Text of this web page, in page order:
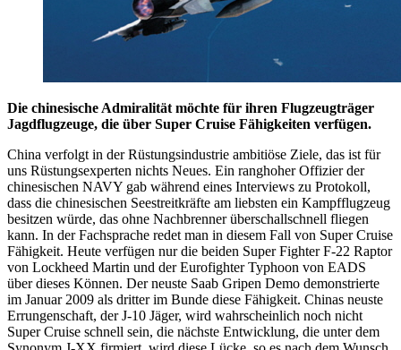
Die chinesische Admiralität möchte für ihren Flugzeugträger
Jagdflugzeuge, die über Super Cruise Fähigkeiten verfügen.
China verfolgt in der Rüstungsindustrie ambitiöse Ziele, das ist für
uns Rüstungsexperten nichts Neues. Ein ranghoher Offizier der
chinesischen NAVY gab während eines Interviews zu Protokoll,
dass die chinesischen Seestreitkräfte am liebsten ein Kampfflugzeug
besitzen würde, das ohne Nachbrenner überschallschnell fliegen
kann. In der Fachsprache redet man in diesem Fall von Super Cruise
Fähigkeit. Heute verfügen nur die beiden Super Fighter F-22 Raptor
von Lockheed Martin und der Eurofighter Typhoon von EADS
über dieses Können. Der neuste Saab Gripen Demo demonstrierte
im Januar 2009 als dritter im Bunde diese Fähigkeit. Chinas neuste
Errungenschaft, der J-10 Jäger, wird wahrscheinlich noch nicht
Super Cruise schnell sein, die nächste Entwicklung, die unter dem